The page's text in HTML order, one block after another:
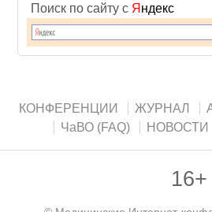
Поиск по сайту с Я ндекс
КОНФЕРЕНЦИИ ЖУРНАЛ
ЧаВО (FAQ)
НОВОСТИ
16+